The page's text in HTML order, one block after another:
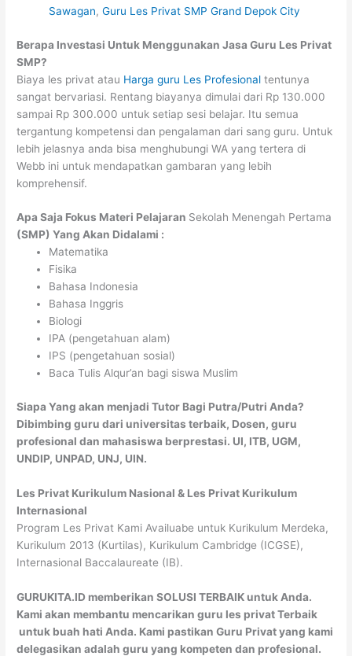
Sawagan,Guru Les Privat SMP Grand Depok City
Berapa Investasi Untuk Menggunakan Jasa Guru Les Privat
SMP?
Biaya les privat atau Harga guru Les Profesional tentunya
sangat bervariasi. Rentang biayanya dimulai dari Rp 130.000
sampai Rp 300.000 untuk setiap sesi belajar. Itu semua
tergantung kompetensi dan pengalaman dari sang guru. Untuk
lebih jelasnya anda bisa menghubungi WA yang tertera di
Webb ini untuk mendapatkan gambaran yang lebih
komprehensif.
Apa Saja Fokus Materi Pelajaran Sekolah Menengah Pertama
(SMP) Yang Akan Didalami :
Matematika
Fisika
Bahasa Indonesia
Bahasa Inggris
Biologi
IPA (pengetahuan alam)
IPS (pengetahuan sosial)
Baca Tulis Alqur’an bagi siswa Muslim
Siapa Yang akan menjadi Tutor Bagi Putra/Putri Anda?
Dibimbing guru dari universitas terbaik, Dosen, guru
profesional dan mahasiswa berprestasi. UI, ITB, UGM,
UNDIP, UNPAD, UNJ, UIN.
Les Privat Kurikulum Nasional & Les Privat Kurikulum
Internasional
Program Les Privat Kami Availuabe untuk Kurikulum Merdeka,
Kurikulum 2013 (Kurtilas), Kurikulum Cambridge (ICGSE),
Internasional Baccalaureate (IB).
GURUKITA.ID memberikan SOLUSI TERBAIK untuk Anda.
Kami akan membantu mencarikan guru les privat Terbaik
untuk buah hati Anda. Kami pastikan Guru Privat yang kami
delegasikan adalah guru yang kompeten dan profesional.